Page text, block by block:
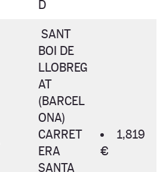
D
SANT
BOI DE
LLOBREG
AT
(BARCEL
ONA)
CARRET
ERA
SANTA
1,819
€